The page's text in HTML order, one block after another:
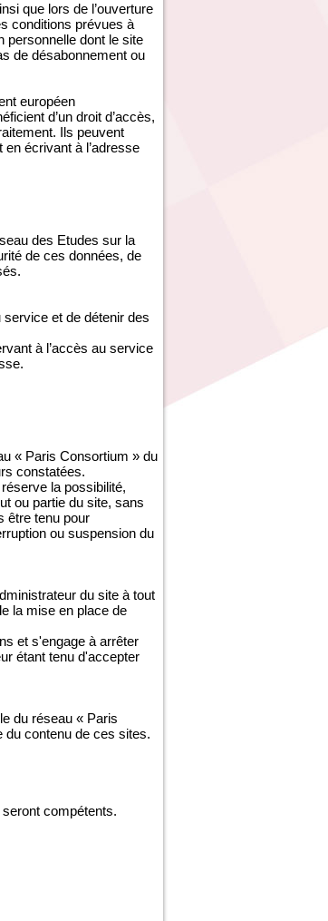
que lors de l’ouverture
conditions prévues à
personnelle dont le site
de désabonnement ou
européen
d’un droit d’accès,
Ils peuvent
écrivant à l’adresse
des Etudes sur la
de ces données, de
et de détenir des
à l’accès au service
« Paris Consortium » du
constatées.
la possibilité,
ou partie du site, sans
être tenu pour
ou suspension du
du site à tout
la mise en place de
et s'engage à arrêter
étant tenu d'accepter
du réseau « Paris
du contenu de ces sites.
seront compétents.